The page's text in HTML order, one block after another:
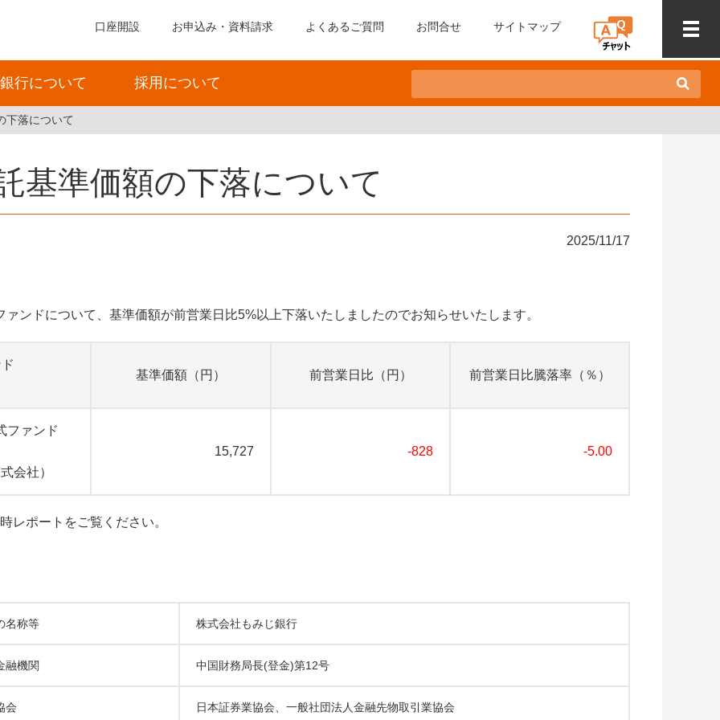
口座開設 お申込み・資料請求 よくあるご質問 お問合せ サイトマップ
行について 採用について
下落について
基準価額の下落について
2025/11/17
ンドについて、基準価額が前営業日比5%以上下落いたしましたのでお知らせいたします。
基準価額（円） 前営業日比（円） 前営業日比騰落率（％）
ファンド
会社）
15,727 -828 -5.00
レポートをご覧ください。
名称等 株式会社もみじ銀行
融機関 中国財務局長(登金)第12号
会 日本証券業協会、一般社団法人金融先物取引業協会